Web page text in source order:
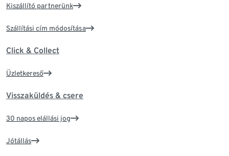
Kiszállító partnerünk
Szállítási cím módosítása
Click & Collect
Üzletkereső
Visszaküldés & csere
30 napos elállási jog
Jótállás